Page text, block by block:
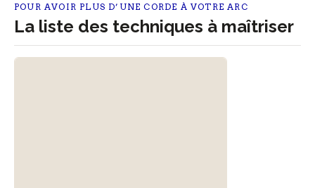
POUR AVOIR PLUS D’UNE CORDE À VOTRE ARC
La liste des techniques à maîtriser